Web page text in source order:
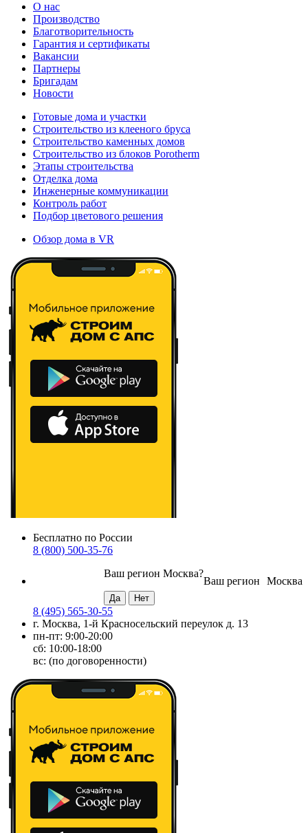
О нас
Производство
Благотворительность
Гарантия и сертификаты
Вакансии
Партнеры
Бригадам
Новости
Готовые дома и участки
Строительство из клееного бруса
Строительство каменных домов
Строительство из блоков Porotherm
Этапы строительства
Отделка дома
Инженерные коммуникации
Контроль работ
Подбор цветового решения
Обзор дома в VR
Бесплатно по России
8 (800) 500-35-76
Москва
Ваш регион
Ваш регион Москва?
8 (495) 565-30-55
г. Москва, 1-й Красносельский переулок д. 13
пн-пт: 9:00-20:00
сб: 10:00-18:00
вс: (по договоренности)